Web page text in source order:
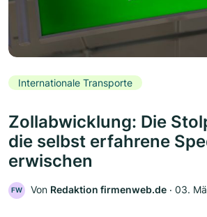
Internationale Transporte
Zollabwicklung: Die
die selbst erfahrene
erwischen
FW Von Redaktion firmenweb.de ‧ 03.